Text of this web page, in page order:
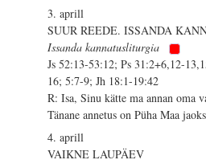
3. aprill
SUUR REEDE. ISSANDA
Issanda kannatusliturgia
Js 52:13-53:12; Ps 31:2+6,12-
16; 5:7-9; Jh 18:1-19:42
R: Isa, Sinu kätte ma annan oma
Tänane annetus on Püha Maa jaoks
4. aprill
VAIKNE LAUPÄEV